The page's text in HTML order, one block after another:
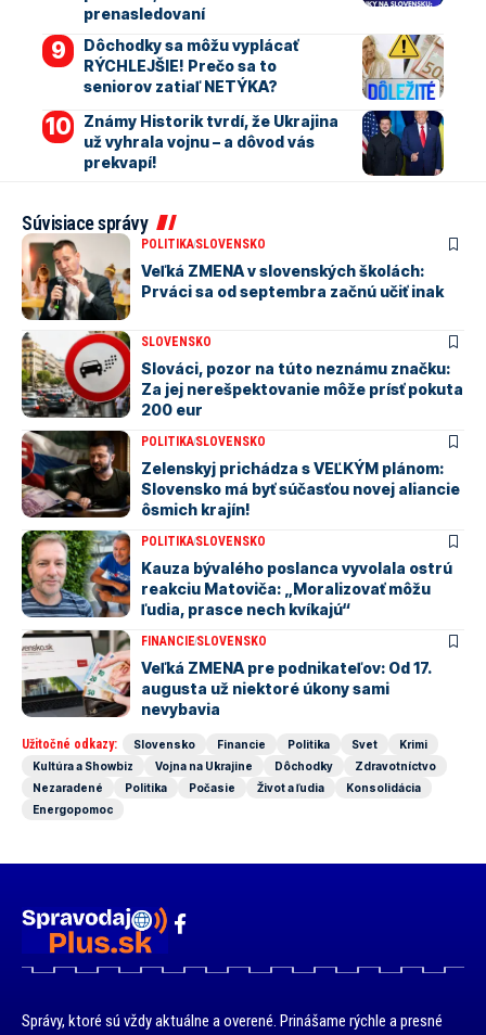
prenasledovaní
Dôchodky sa môžu vyplácať
RÝCHLEJŠIE! Prečo sa to
seniorov zatiaľ NETÝKA?
Známy Historik tvrdí, že Ukrajina
už vyhrala vojnu – a dôvod vás
prekvapí!
Súvisiace správy
POLITIKASLOVENSKO
Veľká ZMENA v slovenských školách:
Prváci sa od septembra začnú učiť inak
SLOVENSKO
Slováci, pozor na túto neznámu značku:
Za jej nerešpektovanie môže prísť pokuta
200 eur
POLITIKASLOVENSKO
Zelenskyj prichádza s VEĽKÝM plánom:
Slovensko má byť súčasťou novej aliancie
ôsmich krajín!
POLITIKASLOVENSKO
Kauza bývalého poslanca vyvolala ostrú
reakciu Matoviča: „Moralizovať môžu
ľudia, prasce nech kvíkajú“
FINANCIESLOVENSKO
Veľká ZMENA pre podnikateľov: Od 17.
augusta už niektoré úkony sami
nevybavia
Užitočné odkazy: Slovensko Financie Politika Svet
Krimi
Kultúra a Showbiz
Vojna na Ukrajine Dôchodky
Zdravotníctvo
Nezaradené
Politika Počasie Život a ľudia
Konsolidácia
Energopomoc
Správy, ktoré sú vždy aktuálne a overené. Prinášame rýchle a presné